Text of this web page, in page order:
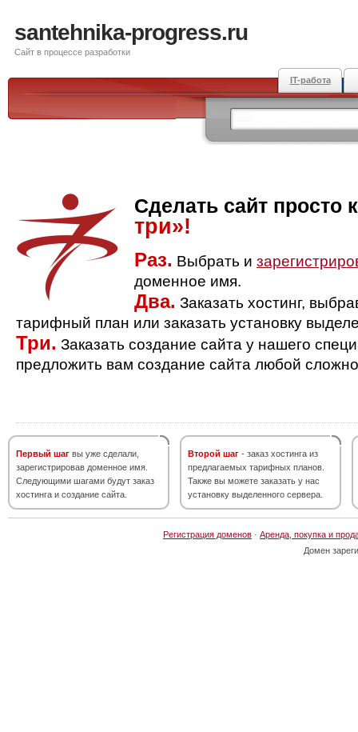
santehnika-progress.ru
Сайт в процессе разработки
IT-работа
Сделать сайт просто
три»!
Раз. Выбрать и
доменное имя.
Два. Заказать хостинг,
тарифный план или заказать установку
Три. Заказать создание сайта у нашего
предложить вам создание сайта любой
Первый шаг вы уже сделали,
зарегистрировав доменное имя.
Следующими шагами будут заказ
хостинга и создание сайта.
Второй шаг - заказ хостинга из
предлагаемых тарифных планов.
Также вы можете заказать у нас
установку выделенного сервера.
Регистрация доменов · Аренда, покупка и
Домен